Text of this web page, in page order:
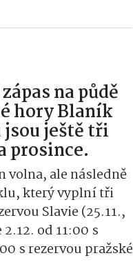
na půdě
hory Blaník
jsou ještě tři
prosince.
volna, ale následně
který vyplní tři
Slavie (25.11.,
od 11:00 s
s rezervou pražské